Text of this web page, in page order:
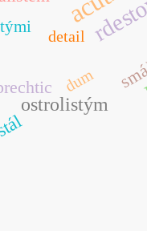
ostrolistým
detail
dum